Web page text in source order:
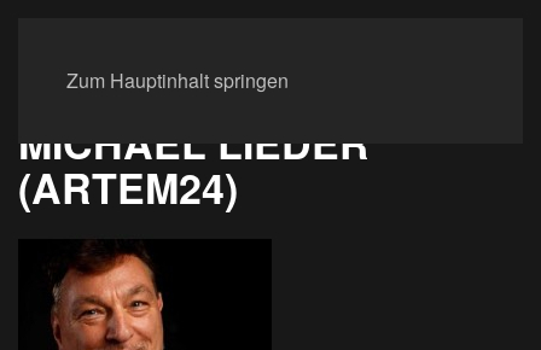
Zum Hauptinhalt springen
MICHAEL LIEDER
(ARTEM24)